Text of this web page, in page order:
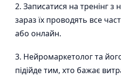
2. Записатися на тренінг з
зараз їх проводять все
або онлайн.
3. Нейромаркетолог та
підійде тим, хто бажає